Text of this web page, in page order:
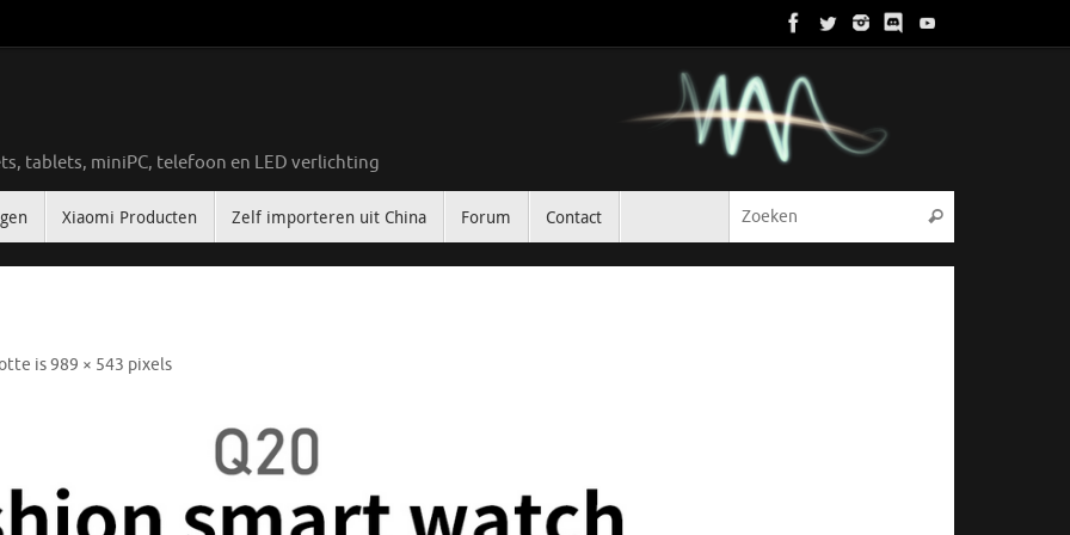
tablets, miniPC, telefoon en LED verlichting
Xiaomi Producten Zelf importeren uit China Forum Contact Zoeken
is989 × 543 pixels